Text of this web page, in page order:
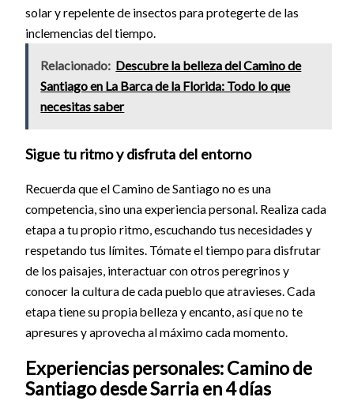
solar y repelente de insectos para protegerte de las
inclemencias del tiempo.
Relacionado: Descubre la belleza del Camino de
Santiago en La Barca de la Florida: Todo lo que
necesitas saber
Sigue tu ritmo y disfruta del entorno
Recuerda que el Camino de Santiago no es una
competencia, sino una experiencia personal. Realiza cada
etapa a tu propio ritmo, escuchando tus necesidades y
respetando tus límites. Tómate el tiempo para disfrutar
de los paisajes, interactuar con otros peregrinos y
conocer la cultura de cada pueblo que atravieses. Cada
etapa tiene su propia belleza y encanto, así que no te
apresures y aprovecha al máximo cada momento.
Experiencias personales: Camino de
Santiago desde Sarria en 4 días